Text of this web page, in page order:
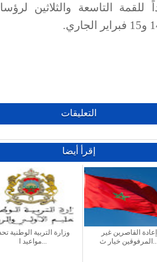
للقمة التاسعة والثلاثين
.
التعليقات
إقرأ أيضا
وزارة التربية الوطنية
مواعيد ا...
إعادة القاصرين غير
المرفوقين خيار ث...